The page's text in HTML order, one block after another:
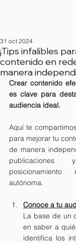
¡Tips infalibles
contenido en
manera
31 oct 2024
Crear contenido
es clave para
audiencia ideal.
Aquí te
para mejorar tu
de manera
autónoma.
Conoce a tu
La base de un
en saber a
identifica los